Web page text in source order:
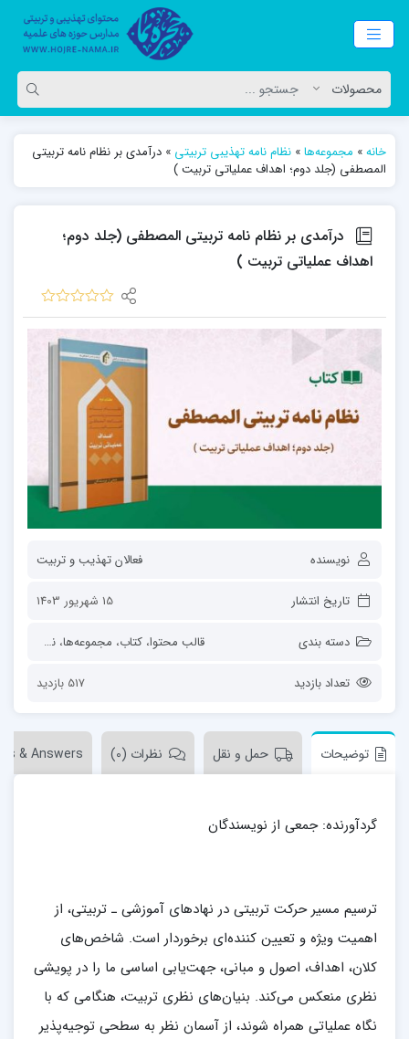
خانه» مجموعه‌ها» نظام نامه تهذیبی تربیتی » درآمدی بر نظام نامه تربیتی
المصطفی (جلد دوم؛ اهداف عملیاتی تربیت )
درآمدی بر نظام نامه تربیتی المصطفی (جلد دوم؛
اهداف عملیاتی تربیت )
نویسنده فعالان تهذیب و تربیت
تاریخ انتشار 15 شهریور 1403
دسته بندی قالب محتوا، کتاب، مجموعه‌ها، نظام نامه تهذیبی تربیتی
تعداد بازدید 517 بازدید
توضیحات حمل و نقل نظرات (0) & Answers
گردآورنده: جمعی از نویسندگان
ترسیم مسیر حرکت تربیتی در نهادهای آموزشی ـ تربیتی، از
اهمیت ویژه و تعیین کننده‌ای برخوردار است. شاخص‌های
کلان، اهداف، اصول و مبانی، جهت‌یابی اساسی ما را در پویشی
نظری منعکس می‌کند. بنیان‌های نظری تربیت، هنگامی که با
نگاه عملیاتی همراه شوند، از آسمان نظر به سطحی توجیه‌پذیر